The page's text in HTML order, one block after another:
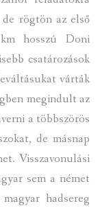
rögtön az első
hosszú Doni
csatározások
várták
megindult az
a többszörös
de másnap
Visszavonulási
sem a német
hadsereg